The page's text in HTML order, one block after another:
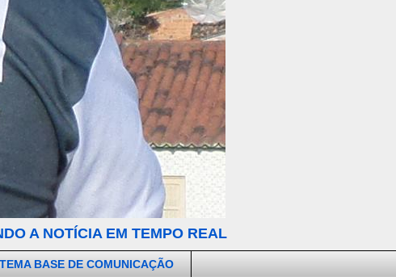
A NOTÍCIA EM TEMPO REAL
BASE DE COMUNICAÇÃO